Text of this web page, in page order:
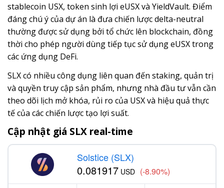
stablecoin USX, token sinh lợi eUSX và YieldVault. Điểm
đáng chú ý của dự án là đưa chiến lược delta-neutral
thường được sử dụng bởi tổ chức lên blockchain, đồng
thời cho phép người dùng tiếp tục sử dụng eUSX trong
các ứng dụng DeFi.
SLX có nhiều công dụng liên quan đến staking, quản trị
và quyền truy cập sản phẩm, nhưng nhà đầu tư vẫn cần
theo dõi lịch mở khóa, rủi ro của USX và hiệu quả thực
tế của các chiến lược tạo lợi suất.
Cập nhật giá SLX real-time
Solstice (SLX)
0.081917 USD (-8.90%)